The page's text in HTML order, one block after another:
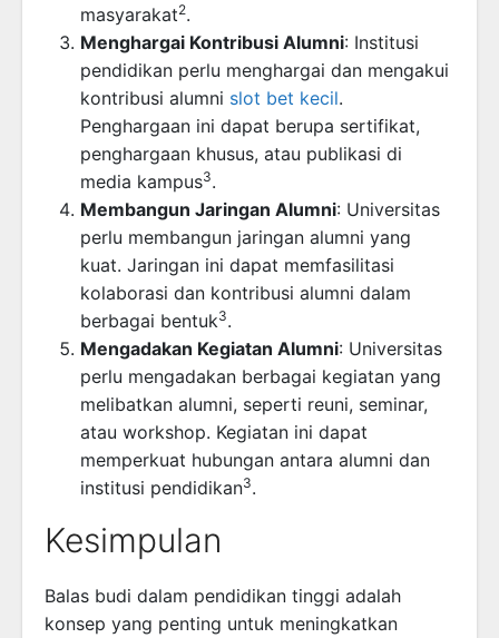
masyarakat2.
Menghargai Kontribusi Alumni: Institusi
pendidikan perlu menghargai dan mengakui
kontribusi alumni slot bet kecil.
Penghargaan ini dapat berupa sertifikat,
penghargaan khusus, atau publikasi di
media kampus3.
Membangun Jaringan Alumni: Universitas
perlu membangun jaringan alumni yang
kuat. Jaringan ini dapat memfasilitasi
kolaborasi dan kontribusi alumni dalam
berbagai bentuk3.
Mengadakan Kegiatan Alumni: Universitas
perlu mengadakan berbagai kegiatan yang
melibatkan alumni, seperti reuni, seminar,
atau workshop. Kegiatan ini dapat
memperkuat hubungan antara alumni dan
institusi pendidikan3.
Kesimpulan
Balas budi dalam pendidikan tinggi adalah
konsep yang penting untuk meningkatkan